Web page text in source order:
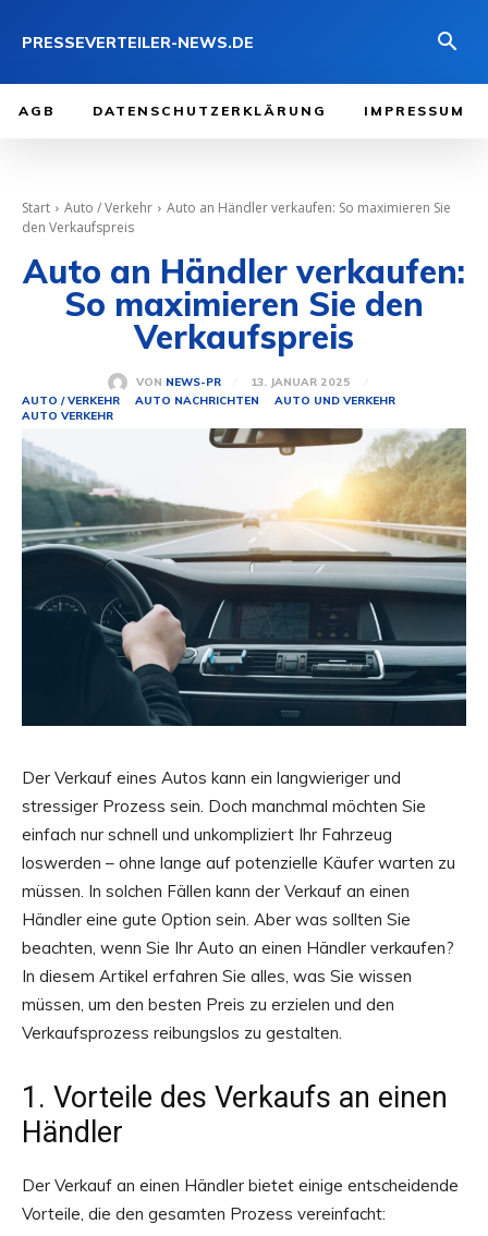
PRESSEVERTEILER-NEWS.DE
AGB DATENSCHUTZERKLÄRUNG IMPRESSUM
Start Auto / Verkehr
Auto an Händler verkaufen: So maximieren Sie
den Verkaufspreis
Auto an Händler verkaufen:
So maximieren Sie den
Verkaufspreis
VON NEWS-PR
13. JANUAR 2025
AUTO / VERKEHR
AUTO NACHRICHTEN
AUTO UND VERKEHR
AUTO VERKEHR
Der Verkauf eines Autos kann ein langwieriger und
stressiger Prozess sein. Doch manchmal möchten Sie
einfach nur schnell und unkompliziert Ihr Fahrzeug
loswerden – ohne lange auf potenzielle Käufer warten zu
müssen. In solchen Fällen kann der Verkauf an einen
Händler eine gute Option sein. Aber was sollten Sie
beachten, wenn Sie Ihr Auto an einen Händler verkaufen?
In diesem Artikel erfahren Sie alles, was Sie wissen
müssen, um den besten Preis zu erzielen und den
Verkaufsprozess reibungslos zu gestalten.
1. Vorteile des Verkaufs an einen
Händler
Der Verkauf an einen Händler bietet einige entscheidende
Vorteile, die den gesamten Prozess vereinfacht: